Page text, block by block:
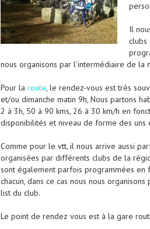
Il
clubs
nous organisons par l’intermédiaire de la
Pour la route, le rendez-vous est très
et/ou dimanche matin 9h, Nous partons
2 à 3h, 50 à 90 kms, 26 à 30 km/h en
disponibilités et niveau de forme des uns
Comme pour le vtt, il nous arrive aussi
organisées par différents clubs de la
sont également parfois programmées en
chacun, dans ce cas nous nous
list du club.
Le point de rendez vous est à la gare